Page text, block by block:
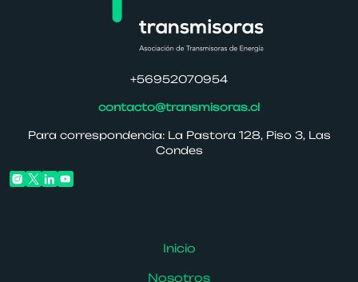
+56952070954
contacto@transmisoras.cl
Para correspondencia: La Pastora 128, Piso 3, Las
Condes
Inicio
Nosotros